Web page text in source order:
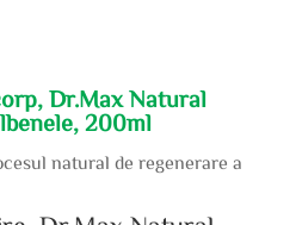
Dr.Max Natural
200ml
natural de regenerare a